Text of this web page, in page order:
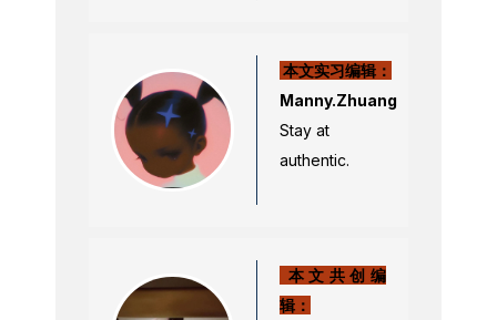
本文实习编辑：
Manny.Zhuang
Stay at
authentic.
本文共创编
辑：